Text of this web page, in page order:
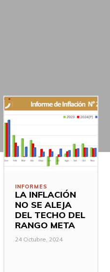
INFORMES
LA INFLACIÓN
NO SE ALEJA
DEL TECHO DEL
RANGO META
24 Octubre, 2024